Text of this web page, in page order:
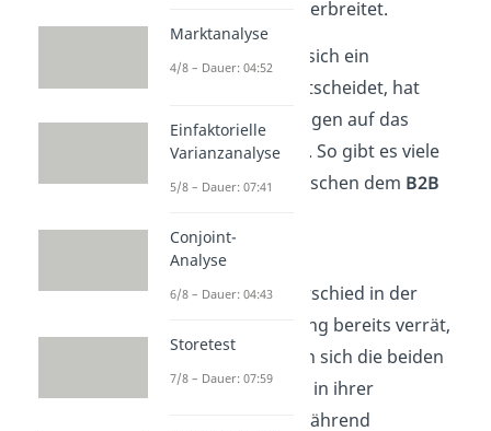
Consumer, sehr verbreitet.
Für welche Form sich ein
Unternehmen entscheidet, hat
weitreichende Folgen auf das
Geschäftsmodell
. So gibt es viele
Unterschiede
zwischen dem B2B
Zielgruppe:
Wie der Unterschied in der
Namensgebung bereits verrät,
unterscheiden sich die beiden
Modelle stark
in ihrer
Zielgruppe. Während
Marktanalyse
4/8 – Dauer: 04:52
Einfaktorielle
Varianzanalyse
5/8 – Dauer: 07:41
Conjoint-
Analyse
6/8 – Dauer: 04:43
Storetest
7/8 – Dauer: 07:59